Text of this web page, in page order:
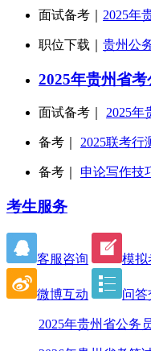
面试备考｜ 2025年
职位下载｜ 贵州公
2025年贵州省
面试备考｜ 2025年
备考｜ 2025联考行
备考｜ 申论写作技
考生服务
客服咨询 模拟
微博互动 问答
2025年贵州省公务